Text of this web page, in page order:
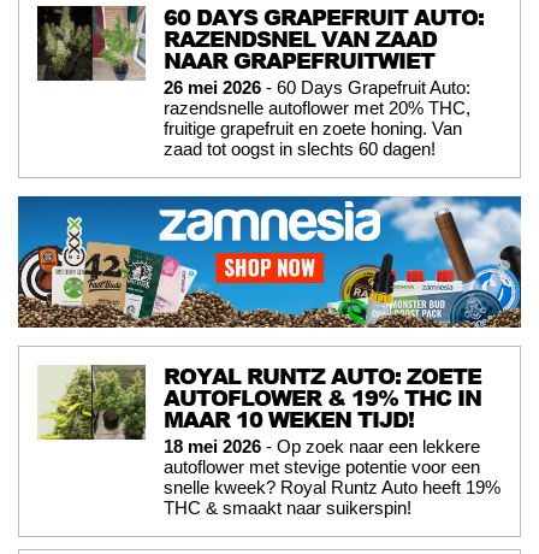
60 DAYS GRAPEFRUIT AUTO:
RAZENDSNEL VAN ZAAD
NAAR GRAPEFRUITWIET
26 mei 2026 - 60 Days Grapefruit Auto:
razendsnelle autoflower met 20% THC,
fruitige grapefruit en zoete honing. Van
zaad tot oogst in slechts 60 dagen!
ROYAL RUNTZ AUTO: ZOETE
AUTOFLOWER & 19% THC IN
MAAR 10 WEKEN TIJD!
18 mei 2026 - Op zoek naar een lekkere
autoflower met stevige potentie voor een
snelle kweek? Royal Runtz Auto heeft 19%
THC & smaakt naar suikerspin!